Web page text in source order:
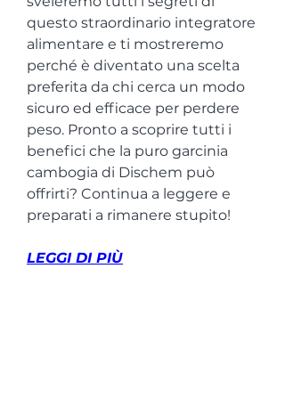
questo straordinario integratore
alimentare e ti mostreremo
perché è diventato una scelta
preferita da chi cerca un modo
sicuro ed efficace per perdere
peso. Pronto a scoprire tutti i
benefici che la puro garcinia
cambogia di Dischem può
offrirti? Continua a leggere e
preparati a rimanere stupito!
LEGGI DI PIÙ